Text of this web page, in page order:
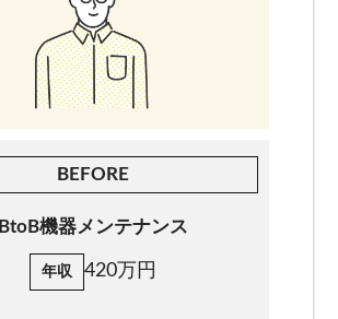
BEFORE
BtoB機器メンテナンス
年収 420万円